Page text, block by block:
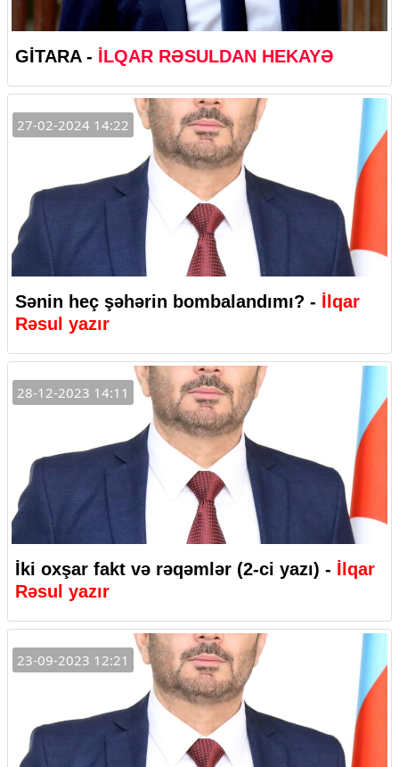
GİTARA - İLQAR RƏSULDAN HEKAYƏ
27-02-2024 14:22
Sənin heç şəhərin bombalandımı? - İlqar
Rəsul yazır
28-12-2023 14:11
İki oxşar fakt və rəqəmlər (2-ci yazı) - İlqar
Rəsul yazır
23-09-2023 12:21